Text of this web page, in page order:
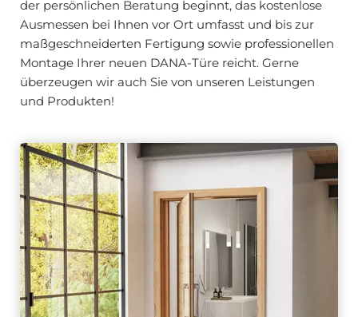
der persönlichen Beratung beginnt, das kostenlose
Ausmessen bei Ihnen vor Ort umfasst und bis zur
maßgeschneiderten Fertigung sowie professionellen
Montage Ihrer neuen DANA-Türe reicht. Gerne
überzeugen wir auch Sie von unseren Leistungen
und Produkten!